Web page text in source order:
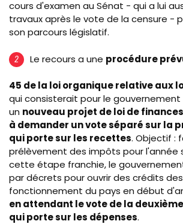
cours d'examen au Sénat - qui a lui
travaux après le vote de la censure -
son parcours législatif.
Le recours a une procédure
45 de la loi organique relative aux
qui consisterait pour le
un nouveau projet de loi de
à demander un vote séparé sur la
qui porte sur les recettes. Objectif :
prélèvement des impôts pour l'année
cette étape franchie, le
par décrets pour ouvrir des crédits
fonctionnement du pays en début
en attendant le vote de la
qui porte sur les dépenses.